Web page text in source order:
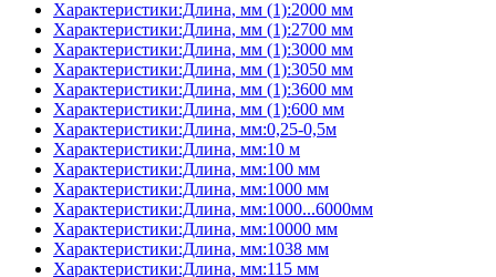
Характеристики:Длина, мм (1):2000 мм
Характеристики:Длина, мм (1):2700 мм
Характеристики:Длина, мм (1):3000 мм
Характеристики:Длина, мм (1):3050 мм
Характеристики:Длина, мм (1):3600 мм
Характеристики:Длина, мм (1):600 мм
Характеристики:Длина, мм:0,25-0,5м
Характеристики:Длина, мм:10 м
Характеристики:Длина, мм:100 мм
Характеристики:Длина, мм:1000 мм
Характеристики:Длина, мм:1000...6000мм
Характеристики:Длина, мм:10000 мм
Характеристики:Длина, мм:1038 мм
Характеристики:Длина, мм:115 мм